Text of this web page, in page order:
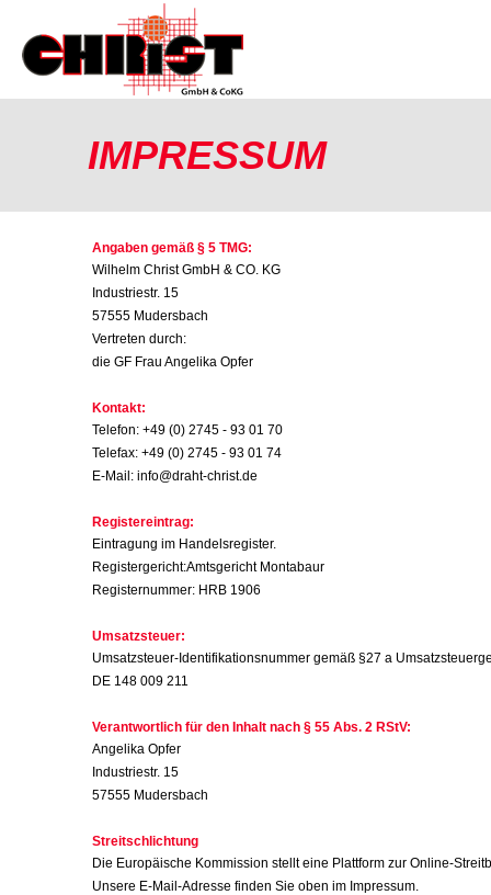
IMPRESSUM
Angaben gemäß § 5 TMG:
Wilhelm Christ GmbH & CO. KG
Industriestr. 15
57555 Mudersbach
Vertreten durch:
die GF Frau Angelika Opfer
Kontakt:
Telefon: +49 (0) 2745 - 93 01 70
Telefax: +49 (0) 2745 - 93 01 74
E-Mail: info@draht-christ.de
Registereintrag:
Eintragung im Handelsregister.
Registergericht:Amtsgericht Montabaur
Registernummer: HRB 1906
Umsatzsteuer:
Umsatzsteuer-Identifikationsnummer gemäß §27 a
DE 148 009 211
Verantwortlich für den Inhalt nach § 55 Abs. 2 RStV:
Angelika Opfer
Industriestr. 15
57555 Mudersbach
Streitschlichtung
Die Europäische Kommission stellt eine Plattform zur Online-
Unsere E-Mail-Adresse finden Sie oben im Impressum.